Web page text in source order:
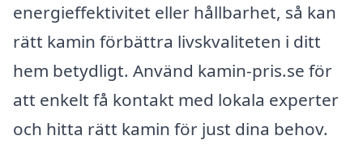
energieffektivitet eller hållbarhet, så kan
rätt kamin förbättra livskvaliteten i ditt
hem betydligt. Använd kamin-pris.se för
att enkelt få kontakt med lokala experter
och hitta rätt kamin för just dina behov.